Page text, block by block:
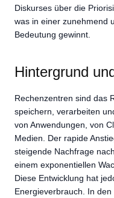
Diskurses über die
was in einer zunehmend
Bedeutung gewinnt.
Hintergrund
Rechenzentren sind das
speichern, verarbeiten
von Anwendungen, von
Medien. Der rapide
steigende Nachfrage
einem exponentiellen
Diese Entwicklung hat
Energieverbrauch. In